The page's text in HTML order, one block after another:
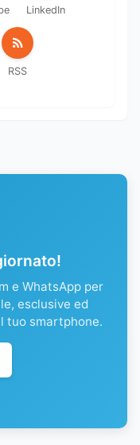
LinkedIn
RSS
e WhatsApp per
esclusive ed
tuo smartphone.